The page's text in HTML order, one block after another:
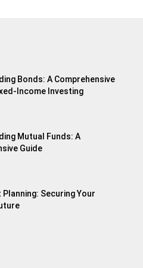
Bonds: A Comprehensive
Income Investing
Mutual Funds: A
Guide
Planning: Securing Your